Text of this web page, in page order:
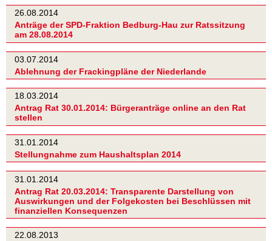
26.08.2014
Anträge der SPD-Fraktion Bedburg-Hau zur Ratssitzung
am 28.08.2014
03.07.2014
Ablehnung der Frackingpläne der Niederlande
18.03.2014
Antrag Rat 30.01.2014: Bürgeranträge online an den Rat
stellen
31.01.2014
Stellungnahme zum Haushaltsplan 2014
31.01.2014
Antrag Rat 20.03.2014: Transparente Darstellung von
Auswirkungen und der Folgekosten bei Beschlüssen mit
finanziellen Konsequenzen
22.08.2013